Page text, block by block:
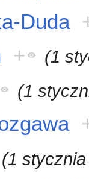
Duda
+ (1
(1
(1